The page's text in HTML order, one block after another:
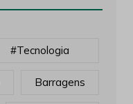
#tecnologia
Barragens